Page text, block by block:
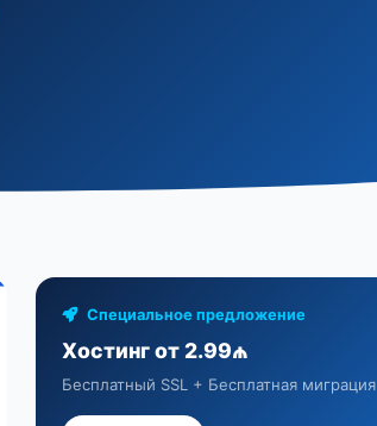
Специальное предложение
Хостинг от 2.99₼
Бесплатный SSL + Бесплатная миграция